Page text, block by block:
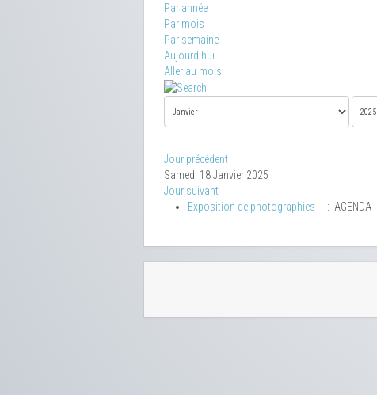
Par année
Par mois
Par semaine
Aujourd'hui
Aller au mois
Jour précédent
Samedi 18 Janvier 2025
Jour suivant
Exposition de photographies
:: AGENDA